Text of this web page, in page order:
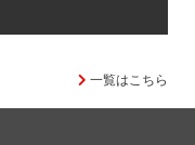
一覧はこちら